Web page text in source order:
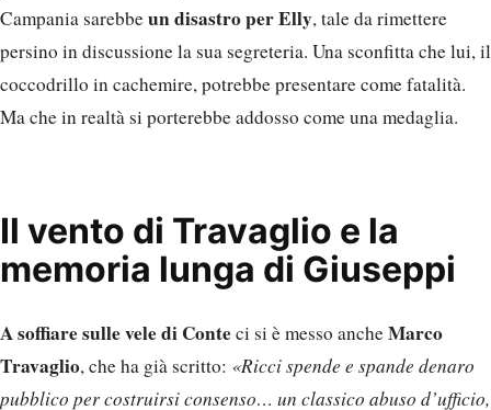
Campania sarebbeun disastro per Elly, tale da rimettere
persino in discussione la sua segreteria. Una sconfitta che lui, il
coccodrillo in cachemire, potrebbe presentare come fatalità.
Ma che in realtà si porterebbe addosso come una medaglia.
Il vento di Travaglio e la
memoria lunga di Giuseppi
A soffiare sulle vele di Conteci si è messo ancheMarco
Travaglio, che ha già scritto: «Ricci spende e spande denaro
pubblico per costruirsi consenso… un classico abuso d’ufficio,